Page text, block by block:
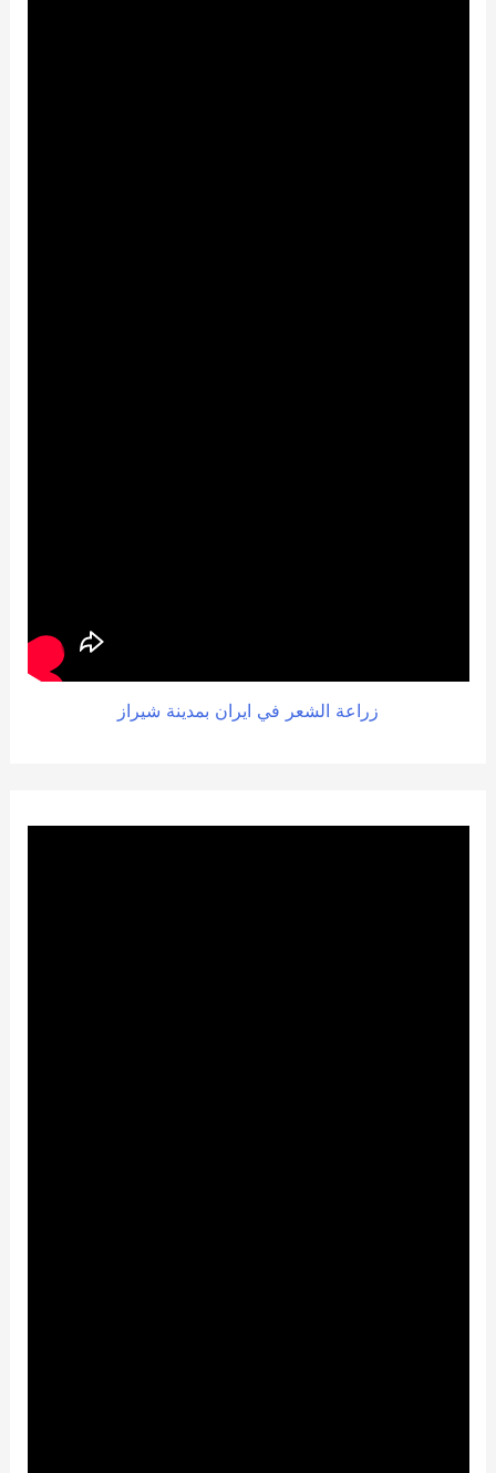
زراعة الشعر في ايران بمدينة شيراز